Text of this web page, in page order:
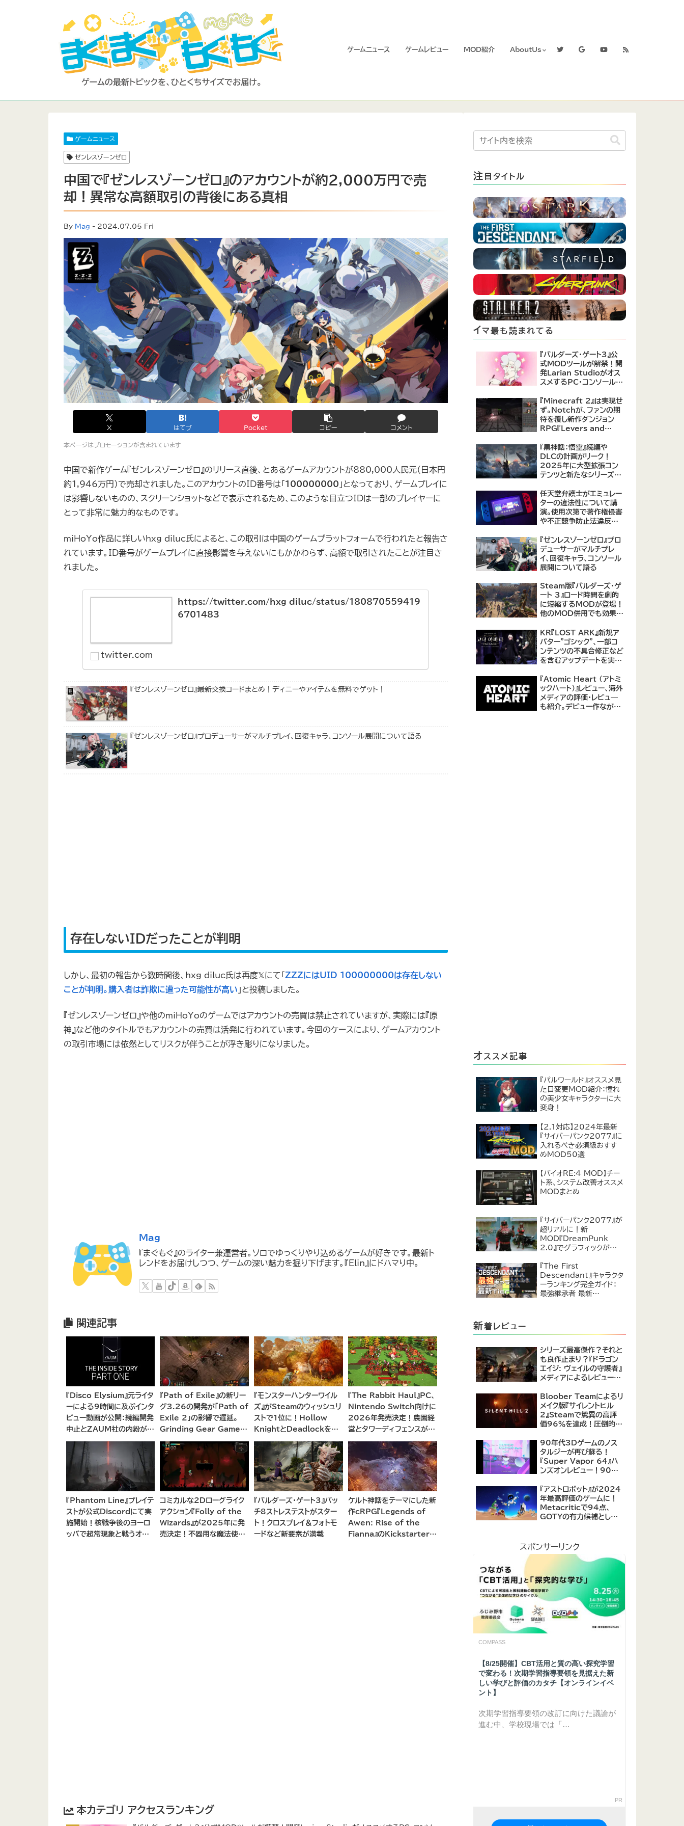
ゲームニュース ゲームレビュー MOD紹介 AboutUs
ゲームニュース
ゼンレスゾーンゼロ
中国で『ゼンレスゾーンゼロ』のアカウントが約2,000万円で売
却！異常な高額取引の背後にある真相
By Mag - 2024.07.05 Fri
X はてブ Pocket コピー コメント
本ページはプロモーションが含まれています
中国で新作ゲーム『ゼンレスゾーンゼロ』のリリース直後、とあるゲームアカウントが880,000人民元（日本円
約1,946万円）で売却されました。このアカウントのID番号は「 100000000 」となっており、ゲームプレイに
は影響しないものの、スクリーンショットなどで表示されるため、このような目立つIDは一部のプレイヤーに
とって非常に魅力的なものです。
miHoYo作品に詳しいhxg_diluc氏によると、この取引は中国のゲームプラットフォームで行われたと報告さ
れています。ID番号がゲームプレイに直接影響を与えないにもかかわらず、高額で取引されたことが注目さ
れました。
https://twitter.com/hxg_diluc/status/180870559419
6701483
twitter.com
『ゼンレスゾーンゼロ』最新交換コードまとめ！ディニーやアイテムを無料でゲット！
『ゼンレスゾーンゼロ』プロデューサーがマルチプレイ、回復キャラ、コンソール展開について語る
存在しないIDだったことが判明
しかし、最初の報告から数時間後、hxg_diluc氏は再度𝕏にて「 ZZZにはUID 100000000は存在しない
ことが判明。購入者は詐欺に遭った可能性が高い 」と投稿しました。
『ゼンレスゾーンゼロ』や他のmiHoYoのゲームではアカウントの売買は禁止されていますが、実際には『原
神』など他のタイトルでもアカウントの売買は活発に行われています。今回のケースにより、ゲームアカウント
の取引市場には依然としてリスクが伴うことが浮き彫りになりました。
Mag
『まぐもぐ』のライター兼運営者。ソロでゆっくりやり込めるゲームが好きです。最新ト
レンドをお届けしつつ、ゲームの深い魅力を掘り下げます。『Elin』にドハマり中。
関連記事
『Disco Elysium』元ライタ
ーによる9時間に及ぶインタ
ビュー動画が公開：続編開発
中止とZAUM社の内紛が浮
き彫りに
『Path of Exile』の新リー
グ3.26の開発が「Path of
Exile 2」の影響で遅延。
Grinding Gear Games
が開発リソースの集中と今
後の計画を説明
『モンスターハンターワイル
ズ』がSteamのウィッシュリ
ストで1位に！Hollow
KnightとDeadlockを抑
えてトップに立つ
『The Rabbit Haul』PC、
Nintendo Switch向けに
2026年発売決定！農園経
営とタワーディフェンスが融
合した新感覚アドベンチャー
『Phantom Line』プレイテ
ストが公式Discordにて実
施開始！核戦争後のヨーロ
ッパで超常現象と戦うオー
コミカルな2Dローグライク
アクション『Folly of the
Wizards』が2025年に発
売決定！不器用な魔法使い
『バルダーズ・ゲート3』パッ
チ8ストレステストがスター
ト！クロスプレイ＆フォトモ
ードなど新要素が満載
ケルト神話をテーマにした新
作cRPG『Legends of
Awen: Rise of the
Fianna』のKickstarterキ
本カテゴリ アクセスランキング
注 目タイトル
イマ最も読まれてる
『バルダーズ・ゲート3』公
式MODツールが解禁！開
発Larian Studioがオス
スメするPC・コンソール向
『Minecraft 2』は実現せ
ず。Notchが、ファンの期
待を覆し新作ダンジョン
RPG『Levers and
表！
『黒神話：悟空』続編や
DLCの計画がリーク！
2025年に大型拡張コン
テンツと新たなシリーズ作
【09/17更新】
任天堂弁護士がエミュレー
ターの違法性について講
演。使用次第で著作権侵害
や不正競争防止法違反に
『ゼンレスゾーンゼロ』プロ
デューサーがマルチプレ
イ、回復キャラ、コンソール
展開について語る
Steam版『バルダーズ・ゲ
ート 3』ロード時間を劇的
に短縮するMODが登場！
他のMOD併用でも効果を
価
KR『LOST ARK』新規ア
バター"ゴシック"、一部コ
ンテンツの不具合修正など
を含むアップデートを実
『Atomic Heart (アトミ
ックハート)』レビュー、海外
メディアの評価・レビュ―
も紹介。デビュー作ながら
オ ススメ記事
『パルワールド』オススメ見
た目変更MOD紹介：憧れ
の美少女キャラクターに大
変身！
【2.1対応】2024年最新
『サイバーパンク2077』に
入れるべき必須級おすす
めMOD50選
【バイオRE:4 MOD】チー
ト系、システム改善オススメ
MODまとめ
『サイバーパンク2077』が
超リアルに！新
MOD『DreamPunk
2.0』でグラフィックが恐ろ
『The First
Descendant』キャラクタ
ーランキング完全ガイド：
最強継承者 最新
新着レビュー
シリーズ最高傑作？それと
も良作止まり？『ドラゴン
エイジ: ヴェイルの守護者』
メディアによるレビューが
ラクター育成システムは好
評、戦闘システムは賛否あ
り
Bloober Teamによるリ
メイク版『サイレントヒル
2』Steamで驚異の高評
価96％を達成！圧倒的な
の復活
90年代3Dゲームのノス
タルジーが再び蘇る！
『Super Vapor 64』ハ
ンズオンレビュー！90年
再現したノスタルジックア
クション
『アストロボット』が2024
年最高評価のゲームに！
Metacriticで94点、
GOTYの有力候補として
スポンサーリンク